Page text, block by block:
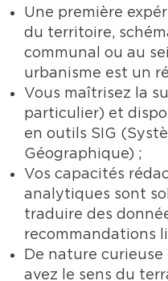
Une première
du territoire,
communal ou au
urbanisme est un
Vous maîtrisez la
particulier) et
en outils SIG
Géographique) ;
Vos capacités
analytiques sont
traduire des
recommandations
De nature
avez le sens du